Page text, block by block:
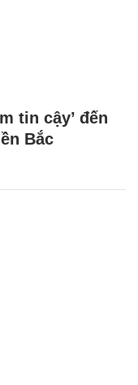
tin cậy’ đến
Bắc